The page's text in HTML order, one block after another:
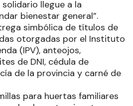
llegue a la
bienestar general”.
simbólica de títulos de
otorgadas por el Instituto
(IPV), anteojos,
de DNI, cédula de
de la provincia y carné de
para huertas familiares